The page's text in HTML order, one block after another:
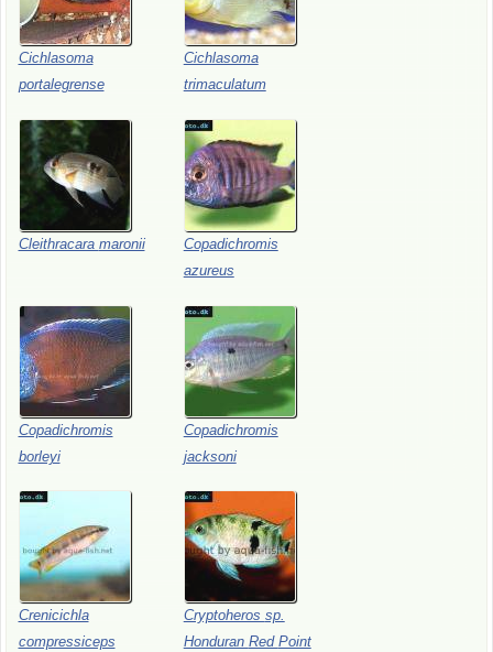
Cichlasoma
portalegrense
Cichlasoma
trimaculatum
Cleithracara maronii
Copadichromis
azureus
Copadichromis
borleyi
Copadichromis
jacksoni
Crenicichla
compressiceps
Cryptoheros sp.
Honduran Red Point